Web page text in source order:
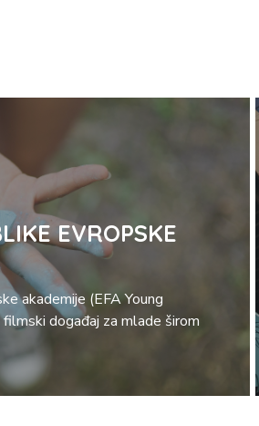
EVROPSKE
akademije (EFA Young
događaj za mlade širom